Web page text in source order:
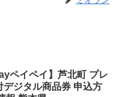
ペイペイ】芦北町 プレ
デジタル商品券 申込方